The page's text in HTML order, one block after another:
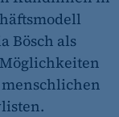
Bösch als